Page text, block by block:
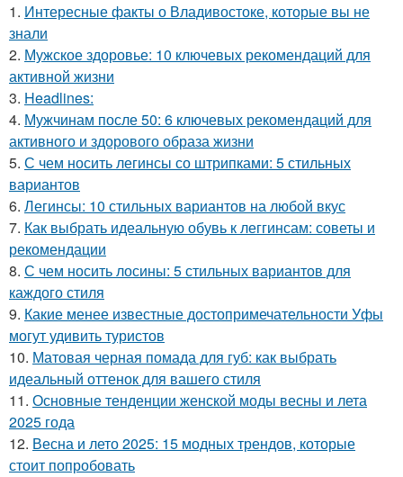
1. Интересные факты о Владивостоке, которые вы не
знали
2. Мужское здоровье: 10 ключевых рекомендаций для
активной жизни
3. Headlines:
4. Мужчинам после 50: 6 ключевых рекомендаций для
активного и здорового образа жизни
5. С чем носить легинсы со штрипками: 5 стильных
вариантов
6. Легинсы: 10 стильных вариантов на любой вкус
7. Как выбрать идеальную обувь к леггинсам: советы и
рекомендации
8. С чем носить лосины: 5 стильных вариантов для
каждого стиля
9. Какие менее известные достопримечательности Уфы
могут удивить туристов
10. Матовая черная помада для губ: как выбрать
идеальный оттенок для вашего стиля
11. Основные тенденции женской моды весны и лета
2025 года
12. Весна и лето 2025: 15 модных трендов, которые
стоит попробовать